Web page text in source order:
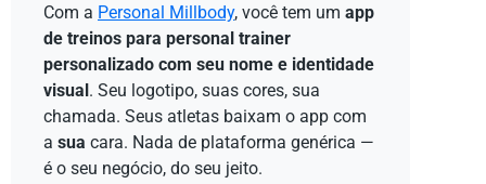
Com a Personal Millbody, você tem um app
de treinos para personal trainer
personalizado com seu nome e identidade
visual . Seu logotipo, suas cores, sua
chamada. Seus atletas baixam o app com
a sua cara. Nada de plataforma genérica —
é o seu negócio, do seu jeito.